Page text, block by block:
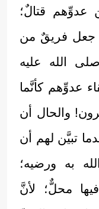
عدوِّهم قتالٌ؛
جعل فريقٌ من
الله عليه
عدوِّهم كأنَّما
والحال أن
تبيَّن لهم أن
به ورضيه؛
محلٌّ؛ لأنَّ